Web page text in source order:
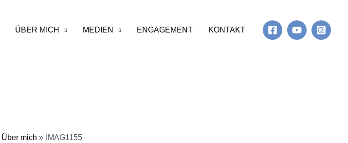
ÜBER MICH MEDIEN ENGAGEMENT KONTAKT
Über mich IMAG1155